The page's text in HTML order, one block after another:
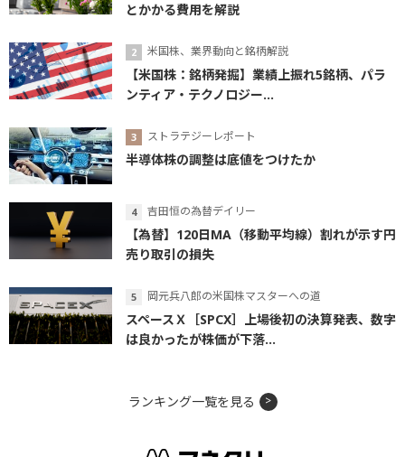
とかかる費用を解説
米国株、業界動向と銘柄解説
【米国株：銘柄発掘】業績上振れ5銘柄、パラ
ンティア・テクノロジー...
ストラテジーレポート
半導体株の調整は底値をつけたか
吉田恒の為替デイリー
【為替】120日MA（移動平均線）割れが示す円
売り取引の損失
岡元兵八郎の米国株マスターへの道
スペースＸ［SPCX］上場後初の決算発表、数字
は良かったが株価が下落...
ランキング一覧を見る